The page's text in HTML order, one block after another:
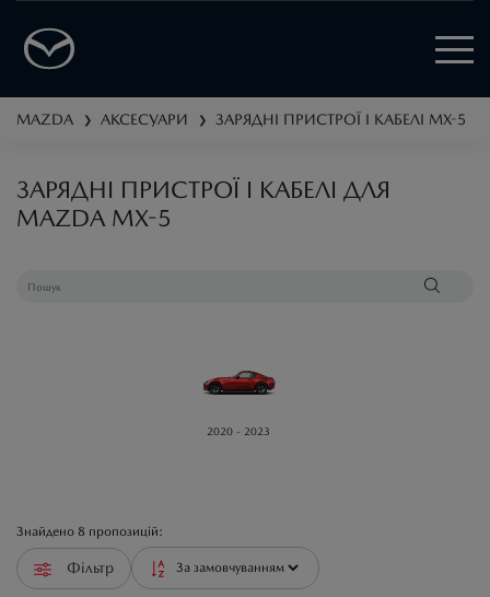
MAZDA ❯ АКСЕСУАРИ ❯ ЗАРЯДНІ ПРИСТРОЇ І КАБЕЛІ MX-5
ЗАРЯДНІ ПРИСТРОЇ І КАБЕЛІ ДЛЯ
MAZDA MX-5
2020 - 2023
Знайдено 8 пропозицій:
Фільтр